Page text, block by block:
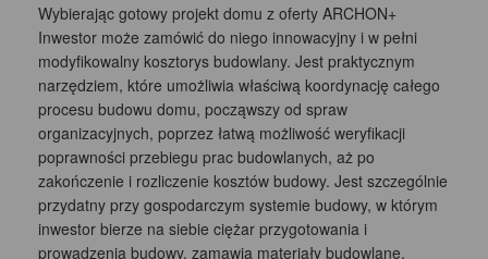
Wybierając gotowy projekt domu z oferty ARCHON+
Inwestor może zamówić do niego innowacyjny i w pełni
modyfikowalny kosztorys budowlany. Jest praktycznym
narzędziem, które umożliwia właściwą koordynację całego
procesu budowu domu, począwszy od spraw
organizacyjnych, poprzez łatwą możliwość weryfikacji
poprawności przebiegu prac budowlanych, aż po
zakończenie i rozliczenie kosztów budowy. Jest szczególnie
przydatny przy gospodarczym systemie budowy, w którym
inwestor bierze na siebie ciężar przygotowania i
prowadzenia budowy, zamawia materiały budowlane,